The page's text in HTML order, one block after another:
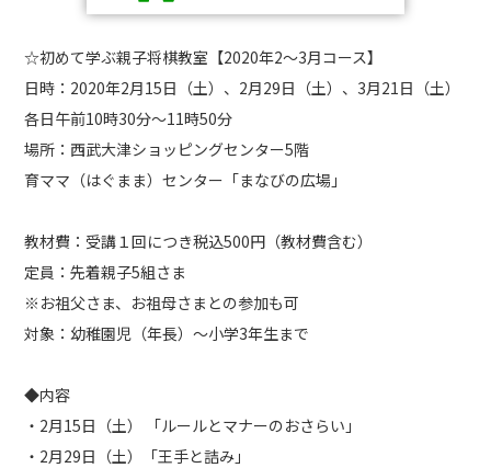
☆初めて学ぶ親子将棋教室【2020年2～3月コース】
日時：2020年2月15日（土）、2月29日（土）、3月21日（土）
各日午前10時30分～11時50分
場所：西武大津ショッピングセンター5階
育ママ（はぐまま）センター「まなびの広場」
教材費：受講１回につき税込500円（教材費含む）
定員：先着親子5組さま
※お祖父さま、お祖母さまとの参加も可
対象：幼稚園児（年長）～小学3年生まで
◆内容
・2月15日（土） 「ルールとマナーのおさらい」
・2月29日（土）「王手と詰み」